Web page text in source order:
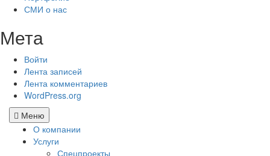
СМИ о нас
Мета
Войти
Лента записей
Лента комментариев
WordPress.org
Меню
О компании
Услуги
Спецпроекты